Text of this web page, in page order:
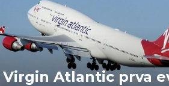
Virgin Atlantic prva